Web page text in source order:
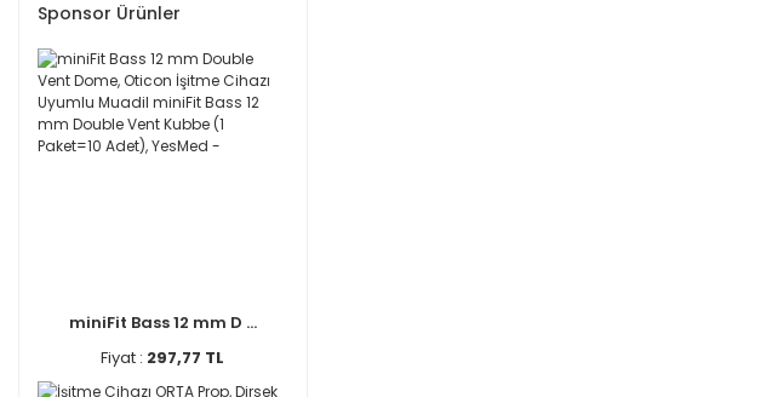
Sponsor Ürünler
miniFit Bass 12 mm D ...
Fiyat : 297,77 TL